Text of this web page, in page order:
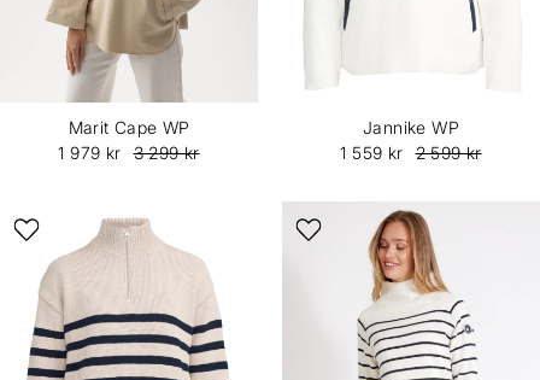
Marit Cape WP
1 979 kr
3 299 kr
Jannike WP
1 559 kr
2 599 kr